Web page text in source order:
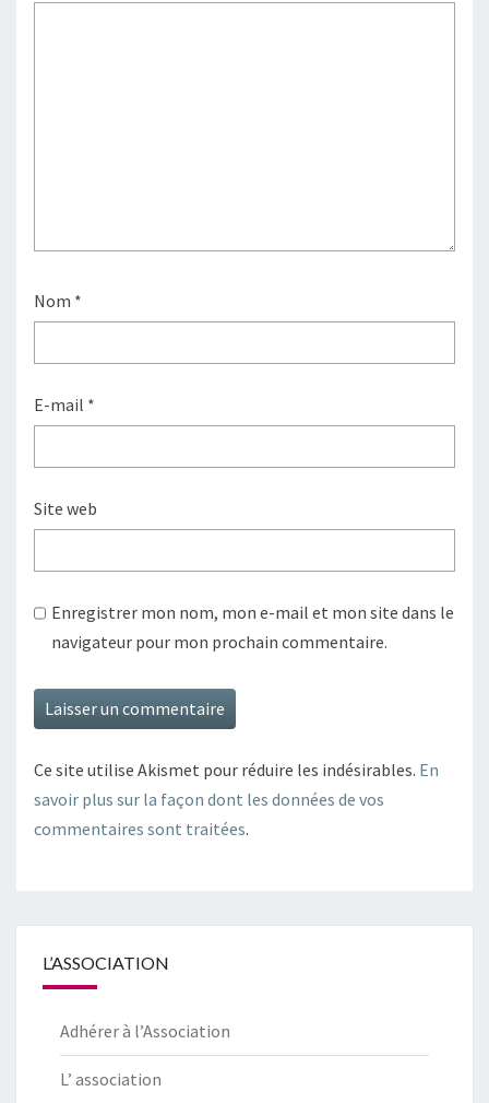
Nom *
E-mail *
Site web
Enregistrer mon nom, mon e-mail et mon site dans le
navigateur pour mon prochain commentaire.
Ce site utilise Akismet pour réduire les indésirables. En
savoir plus sur la façon dont les données de vos
commentaires sont traitées.
L’ASSOCIATION
Adhérer à l’Association
L’ association